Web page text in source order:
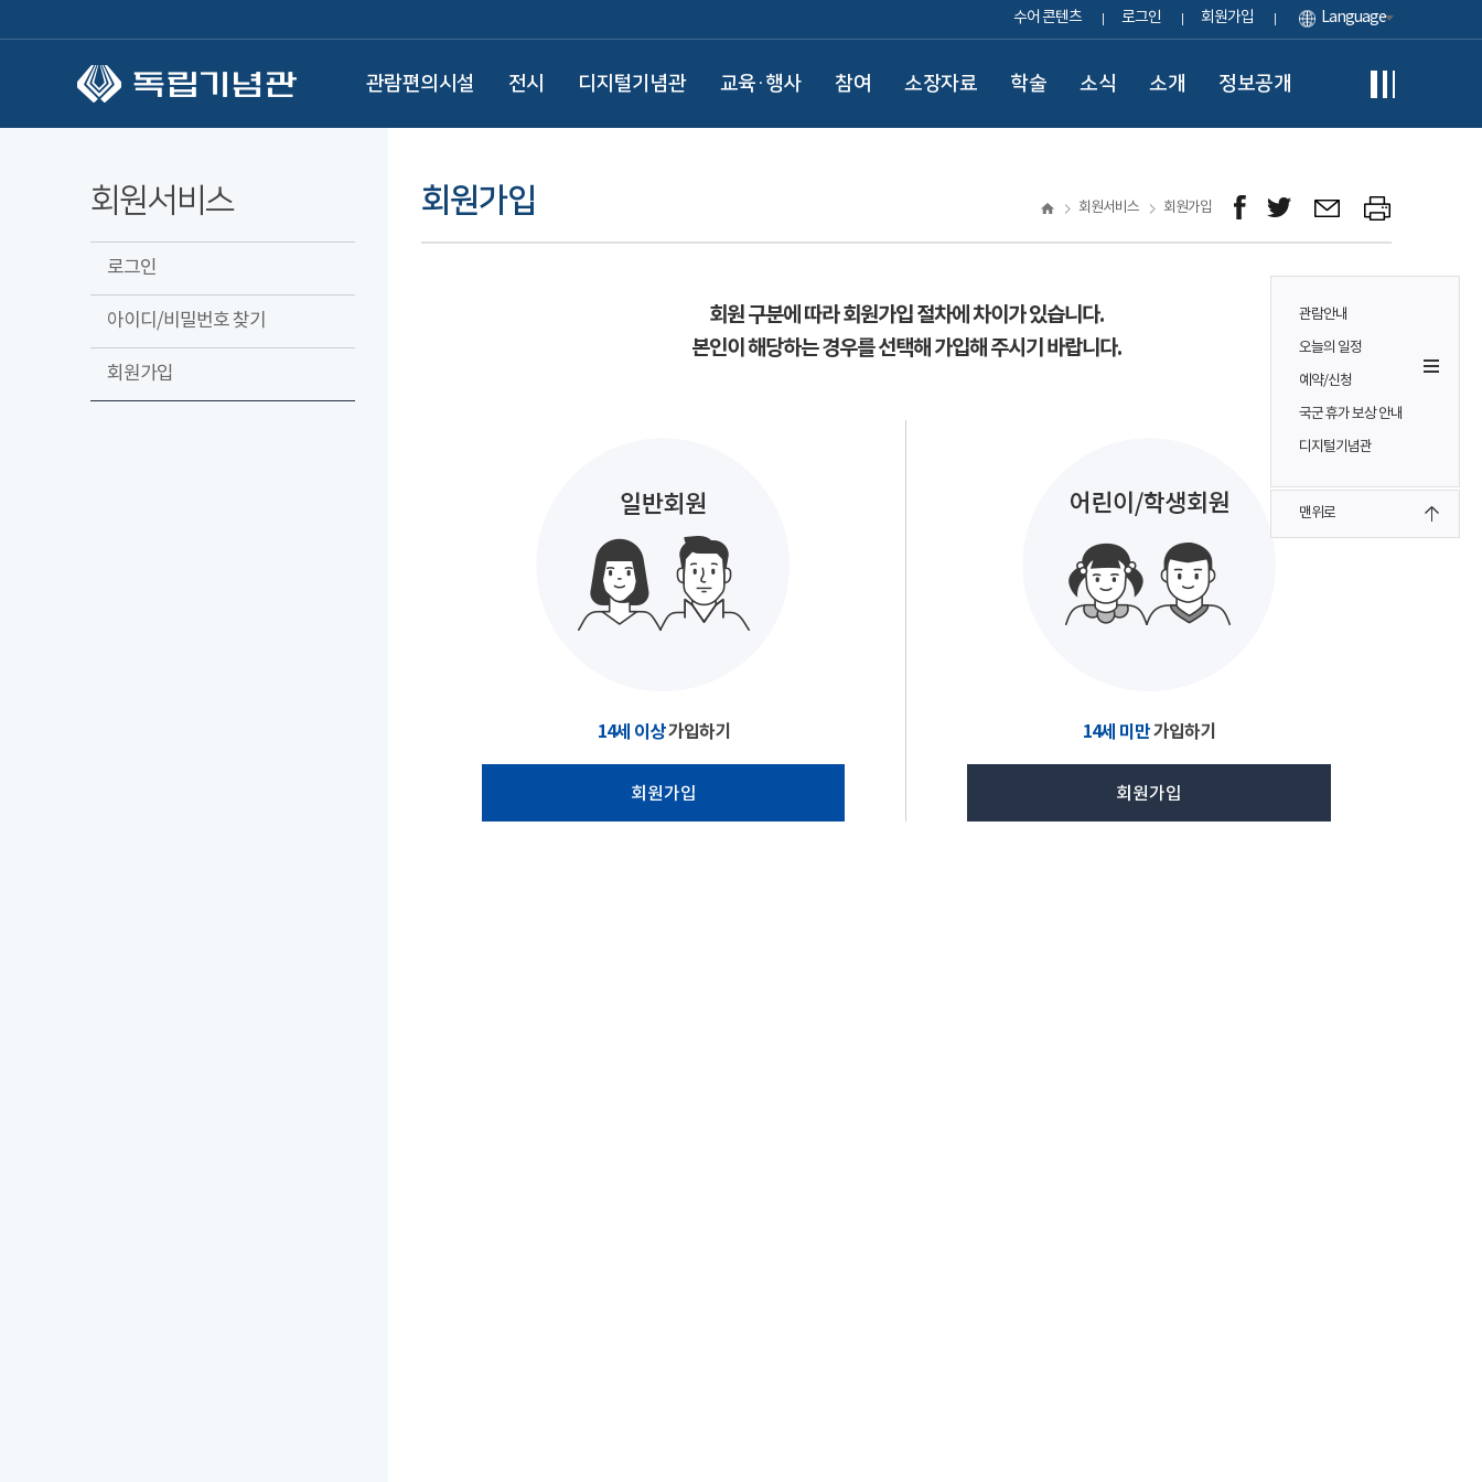
수어 콘텐츠 로그인 회원가입 Language
관람편의시설 전시 디지털기념관 교육·행사 참여 소장자료 학술 소식 소개 정보공개
회원서비스
로그인
아이디/비밀번호 찾기
회원가입
회원가입 회원서비스 회원가입
회원 구분에 따라 회원가입 절차에 차이가 있습니다.
본인이 해당하는 경우를 선택해 가입해 주시기 바랍니다.
14세 이상가입하기
회원가입
14세 미만가입하기
회원가입
관람안내
오늘의 일정
예약/신청
국군 휴가 보상 안내
디지털기념관
맨위로